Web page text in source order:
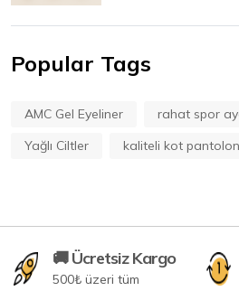
Popular Tags
AMC Gel Eyeliner rahat spor
Yağlı Ciltler
kaliteli kot pantolon
🚚 Ücretsiz Kargo
500₺ üzeri tüm